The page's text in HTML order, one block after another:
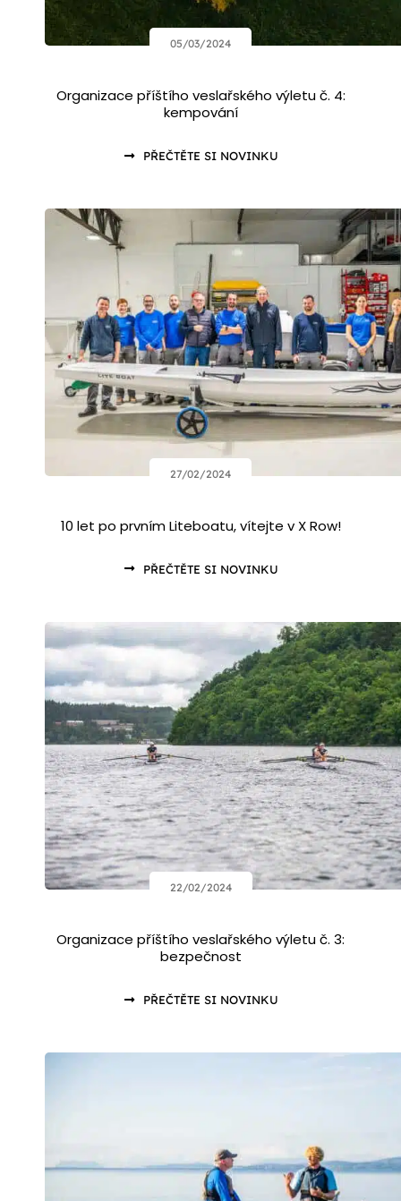
05/03/2024
Organizace příštího veslařského výletu č. 4:
kempování
PŘEČTĚTE SI NOVINKU
27/02/2024
10 let po prvním Liteboatu, vítejte v X Row!
PŘEČTĚTE SI NOVINKU
22/02/2024
Organizace příštího veslařského výletu č. 3:
bezpečnost
PŘEČTĚTE SI NOVINKU